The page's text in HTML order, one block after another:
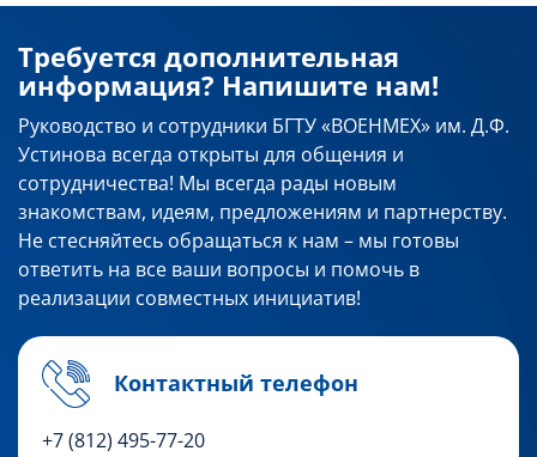
Требуется дополнительная
информация? Напишите нам!
Руководство и сотрудники БГТУ «ВОЕНМЕХ» им. Д.Ф.
Устинова всегда открыты для общения и
сотрудничества! Мы всегда рады новым
знакомствам, идеям, предложениям и партнерству.
Не стесняйтесь обращаться к нам – мы готовы
ответить на все ваши вопросы и помочь в
реализации совместных инициатив!
Контактный телефон
+7 (812) 495-77-20